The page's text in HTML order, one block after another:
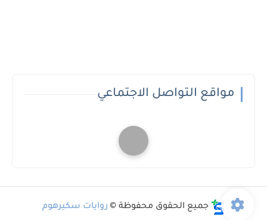
مواقع التواصل الاجتماعي
جميع الحقوق محفوظة © روايات سكيرهوم